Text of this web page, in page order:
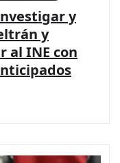
y
y
al INE con